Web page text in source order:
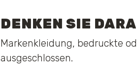
DENKEN SIE
Markenkleidung, bedruckte
ausgeschlossen.